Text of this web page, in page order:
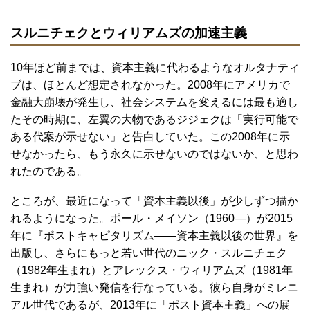
スルニチェクとウィリアムズの加速主義
10年ほど前までは、資本主義に代わるようなオルタナティ
ブは、ほとんど想定されなかった。2008年にアメリカで
金融大崩壊が発生し、社会システムを変えるには最も適し
たその時期に、左翼の大物であるジジェクは「実行可能で
ある代案が示せない」と告白していた。この2008年に示
せなかったら、もう永久に示せないのではないか、と思わ
れたのである。
ところが、最近になって「資本主義以後」が少しずつ描か
れるようになった。ポール・メイソン（1960―）が2015
年に『ポストキャピタリズム――資本主義以後の世界』を
出版し、さらにもっと若い世代のニック・スルニチェク
（1982年生まれ）とアレックス・ウィリアムズ（1981年
生まれ）が力強い発信を行なっている。彼ら自身がミレニ
アル世代であるが、2013年に「ポスト資本主義」への展